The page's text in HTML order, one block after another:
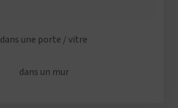
dans une porte / vitre
dans un mur